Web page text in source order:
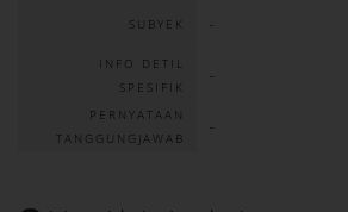
SUBYEK -
INFO DETIL
SPESIFIK
-
PERNYATAAN
TANGGUNGJAWAB
-